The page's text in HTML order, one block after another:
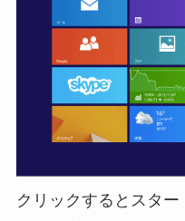
クリックするとスタ